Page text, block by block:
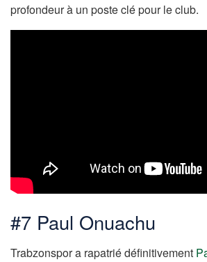
profondeur à un poste clé pour le club.
#7 Paul Onuachu
Trabzonspor a rapatrié définitivement